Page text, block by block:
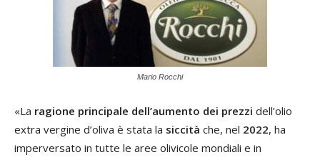
Mario Rocchi
«La ragione principale dell’aumento dei prezzi dell’olio
extra vergine d’oliva è stata la siccità che, nel 2022, ha
imperversato in tutte le aree olivicole mondiali e in